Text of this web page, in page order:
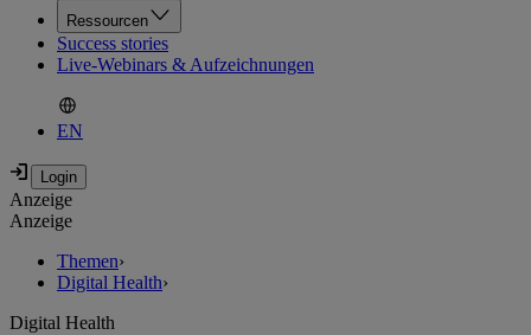
Ressourcen
Success stories
Live-Webinars & Aufzeichnungen
EN
Anzeige
Anzeige
Themen›
Digital Health›
Digital Health